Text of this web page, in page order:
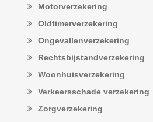
Motorverzekering
Oldtimerverzekering
Ongevallenverzekering
Rechtsbijstandverzekering
Woonhuisverzekering
Verkeersschade verzekering
Zorgverzekering